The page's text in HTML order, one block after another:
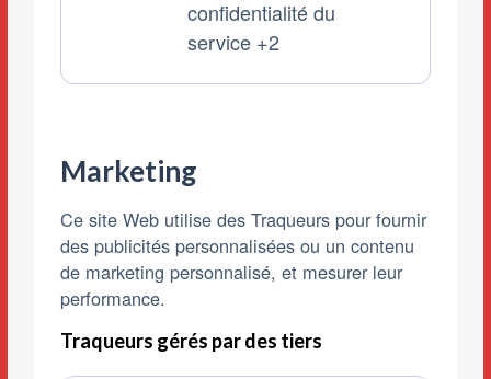
personnelles
traitées
:
confidentialité du
service +2
Marketing
Ce site Web utilise des Traqueurs pour fournir
des publicités personnalisées ou un contenu
de marketing personnalisé, et mesurer leur
performance.
Traqueurs gérés par des tiers